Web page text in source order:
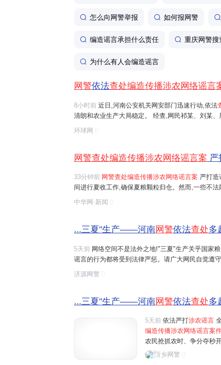
怎么向网警举报 如何报网警
编造谣言承担什么责任 重庆网警搜
为什么有人会编造谣言
网警依法查处编造传播涉农网络谣言
8小时前 近日,河南公安机关网安部门迅速行动,依法
清朗和农业生产大局稳定。 经查,网民祁某、刘某
等多人发布涉安阳、商丘、周口、济源等地"毁粮
网络谣言信息,引发大范围
环球网
网警查处编造传播涉农网络谣言案 严
33分钟前 网警查处编造传播涉农网络谣言案 严打
间进行夏收工作,确保夏粮颗粒归仓。然而,一些不
造、摆拍并发布涉及农业的虚假信息,这些行为误
中华网·新闻
...三夏"生产——河南网警依法查处多
5天前 网络空间不是法外之地!"三夏"生产关乎国家
谣言的行为都将受到法律严惩。请广大网民自觉遵
涉农网络谣言
济源网警
...三夏"生产——河南网警依法查处多
5天前 依法严打涉农谣言
编造传播涉农网络谣言案
农民抢抓农时、争分夺秒
民为博取关注、吸粉引流
新乡网警